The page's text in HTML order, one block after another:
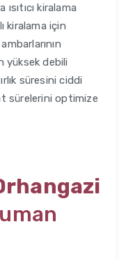
ısıtıcı kiralama
kiralama için
yüksek debili
süresini ciddi
sürelerini optimize